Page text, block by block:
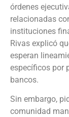
órdenes
relacionadas
instituciones
Rivas explicó
esperan
específicos por
bancos.
Sin embargo,
comunidad